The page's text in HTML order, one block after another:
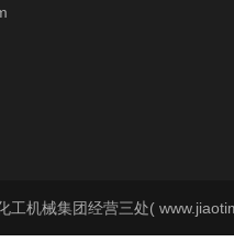
工机械集团经营三处(